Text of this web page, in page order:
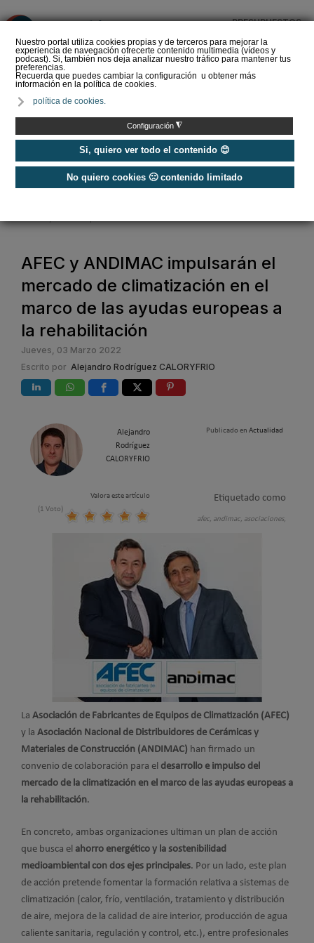
Nuestro portal utiliza cookies propias y de terceros para mejorar la
experiencia de navegación ofrecerte contenido multimedia (vídeos y
podcast). Si, también nos deja analizar nuestro tráfico para mantener tus
preferencias.
Recuerda que puedes cambiar la configuración u obtener más
información en la política de cookies.
política de cookies.
Configuración ◮
Si, quiero ver todo el contenido 😊
No quiero cookies 🙁 contenido limitado
PRESUPUESTOS
del Amperio (Episodio 3)
Noticias / Actualidad
/
AFEC y ANDIMAC impulsarán el
mercado de climatización en el
marco de las ayudas europeas a
la rehabilitación
Jueves, 03 Marzo 2022
Escrito por Alejandro Rodríguez CALORYFRIO
Alejandro
Rodríguez
CALORYFRIO
Publicado en Actualidad
Valora este artículo
(1 Voto)
Etiquetado como
afec, andimac, asociaciones,
La Asociación de Fabricantes de Equipos de Climatización (AFEC)
y la Asociación Nacional de Distribuidores de Cerámicas y
Materiales de Construcción (ANDIMAC) han firmado un
convenio de colaboración para el desarrollo e impulso del
mercado de la climatización en el marco de las ayudas europeas a
la rehabilitación.
En concreto, ambas organizaciones ultiman un plan de acción
que busca el ahorro energético y la sostenibilidad
medioambiental con dos ejes principales. Por un lado, este plan
de acción pretende fomentar la formación relativa a sistemas de
climatización (calor, frío, ventilación, tratamiento y distribución
de aire, mejora de la calidad de aire interior, producción de agua
caliente sanitaria, regulación y control, etc.), entre profesionales